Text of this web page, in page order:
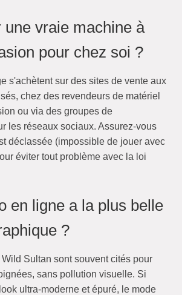
une vraie machine à
pour chez soi ?
s'achètent sur des sites de vente aux
chez des revendeurs de matériel
ou via des groupes de
les réseaux sociaux. Assurez-vous
déclassée (impossible de jouer avec
éviter tout problème avec la loi
en ligne a la plus belle
?
Sultan sont souvent cités pour
sans pollution visuelle. Si
ultra-moderne et épuré, le mode